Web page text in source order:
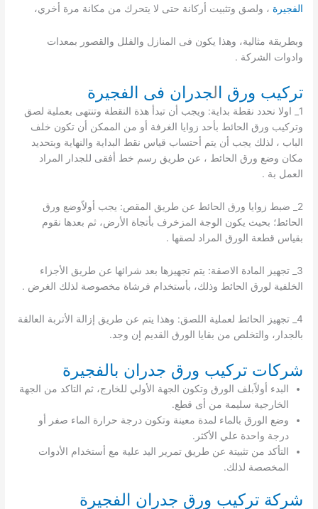
الفجيرة ، ولصق وتثبيت أركانة حتى لا يتحرك من مكانة مرة أخري،
وبطريقة مثالية، وهذا يكون فى المنازل والفلل والقصور بمعدات
وادوات الشركة .
تركيب ورق الجدران فى الفجيرة
1_ اولا نحدد نقطة بداية: ويجب أن تبدأ هذة النقطة وتنتهى بعملية لصق
وتركيب ورق الحائط بأحد زوايا الغرفة أو من الممكن أن تكون خلف
الباب ، لذلك يجب أن يتم أحتساب قياس نقط البداية والنهاية وبتحديد
مكان وضع ورق الحائط ، عن طريق رسم خط أفقى للجدار المراد
العمل بة .
2_ ضبط زوايا ورق الحائط عن طريق المقص: يجب أولاًوضع ورق
الحائط؛ بحيث يكون الوجة المزخرف بأتجاة الأرض، ثم بعدها نقوم
بقياس قطعة الورق المراد لصقها .
3_ تجهيز المادة الاصقة: يتم تجهيزها بعد شرائها عن طريق الأجزاء
الخلفية لورق الحائط وذلك، بأستخدام فرشاة مخصوصة لذلك الغرض .
4_ تجهيز الحائط لعملية اللصق: وهذا يتم عن طريق إزالة الأتربة العالقة
بالجدار، والتخلص من بقايا الورق القديم إن وجد.
شركات تركيب ورق جدران بالفجيرة
البدء أولاًبلف الورق وتكون الجهة الأولي للخارج، ثم التاكد من الجهة
الخارجية سليمة من أى قطع.
وضع الورق بالماء لمدة معينة وتكون درجة حرارة الماء صفر أو
درجة واحدة علي الأكثر.
التأكد من تثبيتة عن طريق تمرير اليد علية مع أستخدام الأدوات
المخصصة لذلك.
شركة تركيب ورق جدران الفجيرة